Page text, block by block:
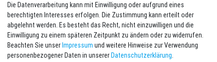
die Newsletteranmeldung, einlösbar ab 75 EUR Warenwert!
E-MAIL **
Newsletter
Honig
Hiermit bestätige ich, dass ich dieDaten­schutz­erklärunggelesen habe. Meine
Einwilligung kann ich jederzeit widerrufen.**
Die Datenverarbeitung kann mit Einwilligung oder aufgrund eines
berechtigten Interesses erfolgen. Die Zustimmung kann erteilt oder
abgelehnt werden. Es besteht das Recht, nicht einzuwilligen und die
Einwilligung zu einem späteren Zeitpunkt zu ändern oder zu widerrufen.
Beachten Sie unserImpressum und weitere Hinweise zur Verwendung
personenbezogener Daten in unsererDaten­schutz­erklärung.